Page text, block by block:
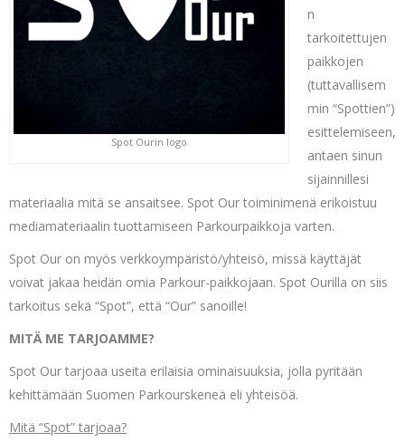
Spot Ourin logo
n
tarkoitettujen
paikkojen
(tuttavallisem
min “Spottien”)
esittelemiseen,
antaen sinun
sijainnillesi
materiaalia mitä se ansaitsee. Spot Our toiminimenä erikoistuu
mediamateriaalin tuottamiseen Parkourpaikkoja varten.
Spot Our on myös verkkoympäristö/yhteisö, missä käyttäjät
voivat jakaa heidän omia Parkour-paikkojaan. Spot Ourilla on siis
tarkoitus sekä “Spot”, että “Our” sanoille!
MITÄ ME TARJOAMME?
Spot Our tarjoaa useita erilaisia ominaisuuksia, jolla pyritään
kehittämään Suomen Parkourskeneä eli yhteisöä.
Mitä “Spot” tarjoaa?